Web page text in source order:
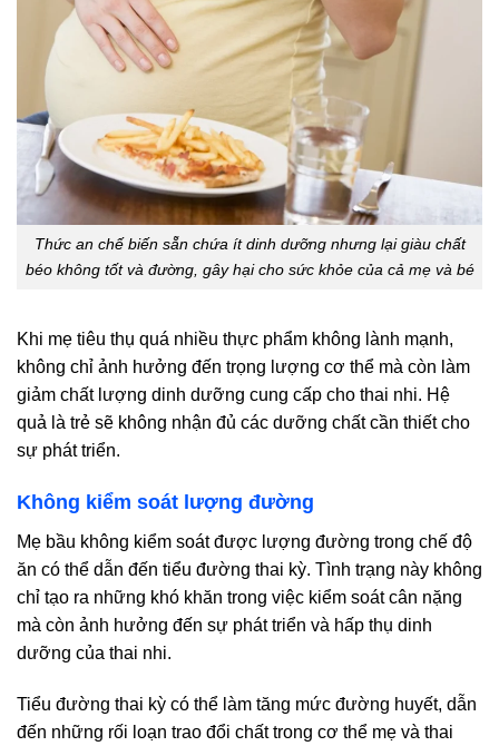
Thức an chế biến sẵn chứa ít dinh dưỡng nhưng lại giàu chất
béo không tốt và đường, gây hại cho sức khỏe của cả mẹ và bé
Khi mẹ tiêu thụ quá nhiều thực phẩm không lành mạnh,
không chỉ ảnh hưởng đến trọng lượng cơ thể mà còn làm
giảm chất lượng dinh dưỡng cung cấp cho thai nhi. Hệ
quả là trẻ sẽ không nhận đủ các dưỡng chất cần thiết cho
sự phát triển.
Không kiểm soát lượng đường
Mẹ bầu không kiểm soát được lượng đường trong chế độ
ăn có thể dẫn đến tiểu đường thai kỳ. Tình trạng này không
chỉ tạo ra những khó khăn trong việc kiểm soát cân nặng
mà còn ảnh hưởng đến sự phát triển và hấp thụ dinh
dưỡng của thai nhi.
Tiểu đường thai kỳ có thể làm tăng mức đường huyết, dẫn
đến những rối loạn trao đổi chất trong cơ thể mẹ và thai